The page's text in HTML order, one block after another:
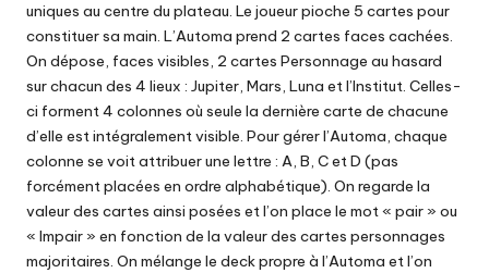
uniques au centre du plateau. Le joueur pioche 5 cartes pour
constituer sa main. L’Automa prend 2 cartes faces cachées.
On dépose, faces visibles, 2 cartes Personnage au hasard
sur chacun des 4 lieux : Jupiter, Mars, Luna et l’Institut. Celles-
ci forment 4 colonnes où seule la dernière carte de chacune
d’elle est intégralement visible. Pour gérer l’Automa, chaque
colonne se voit attribuer une lettre : A, B, C et D (pas
forcément placées en ordre alphabétique). On regarde la
valeur des cartes ainsi posées et l’on place le mot « pair » ou
« Impair » en fonction de la valeur des cartes personnages
majoritaires. On mélange le deck propre à l’Automa et l’on